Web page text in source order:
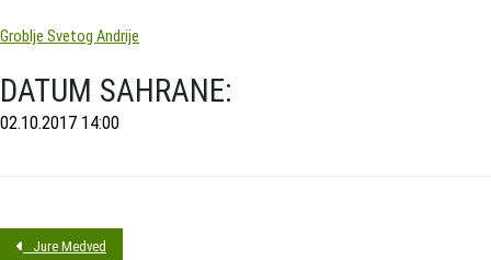
Groblje Svetog Andrije
DATUM SAHRANE:
02.10.2017 14:00
Jure Medved